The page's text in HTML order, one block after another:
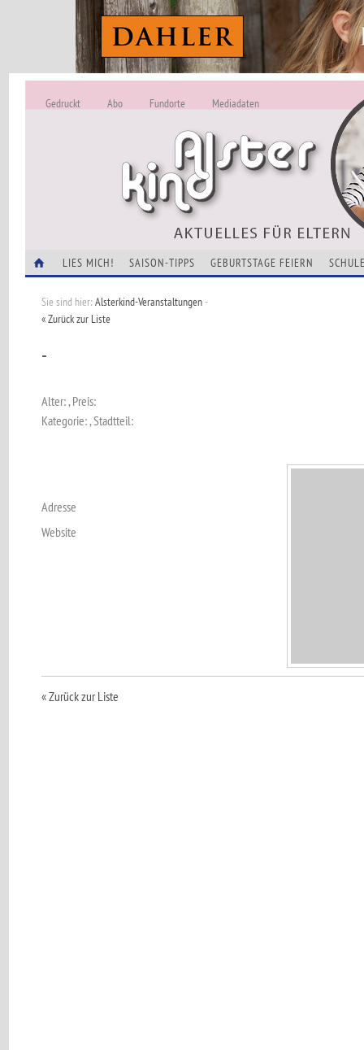
ALSTERKIND -
Alles Neu
Gedruckt Abo Fundorte Mediadaten
LIES MICH! SAISON-TIPPS GEBURTSTAGE FEIERN
Sie sind hier:Alsterkind-Veranstaltungen-
« Zurück zur Liste
-
Alter: , Preis:
Kategorie: , Stadtteil:
Adresse
Website
« Zurück zur Liste